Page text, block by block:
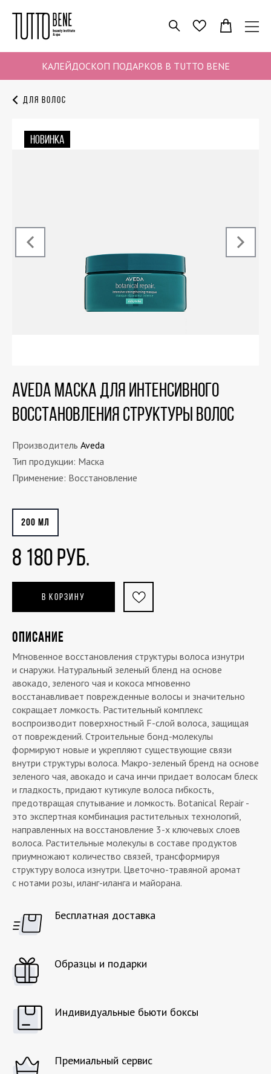
КАЛЕЙДОСКОП ПОДАРКОВ В TUTTO BENE
ПОИСК ИЗБРАННОЕ
Для волос
НОВИНКА
‹
›
AVEDA Маска для интенсивного
восстановления структуры волос
Производитель Aveda
Тип продукции: Маска
Применение: Восстановление
200 МЛ
8 180 РУБ.
В КОРЗИНУ
ОПИСАНИЕ
Мгновенное восстановления структуры волоса изнутри
и снаружи. Натуральный зеленый бленд на основе
авокадо, зеленого чая и кокоса мгновенно
восстанавливает поврежденные волосы и значительно
сокращает ломкость. Растительный комплекс
воспроизводит поверхностный F-слой волоса, защищая
от повреждений. Строительные бонд-молекулы
формируют новые и укрепляют существующие связи
внутри структуры волоса. Макро-зеленый бренд на основе
зеленого чая, авокадо и сача инчи придает волосам блеск
и гладкость, придают кутикуле волоса гибкость,
предотвращая спутывание и ломкость. Botanical Repair -
это экспертная комбинация растительных технологий,
направленных на восстановление 3-х ключевых слоев
волоса. Растительные молекулы в составе продуктов
приумножают количество связей, трансформируя
структуру волоса изнутри. Цветочно-травяной аромат
с нотами розы, иланг-иланга и майорана.
Бесплатная доставка
Образцы и подарки
Индивидуальные бьюти боксы
Премиальный сервис